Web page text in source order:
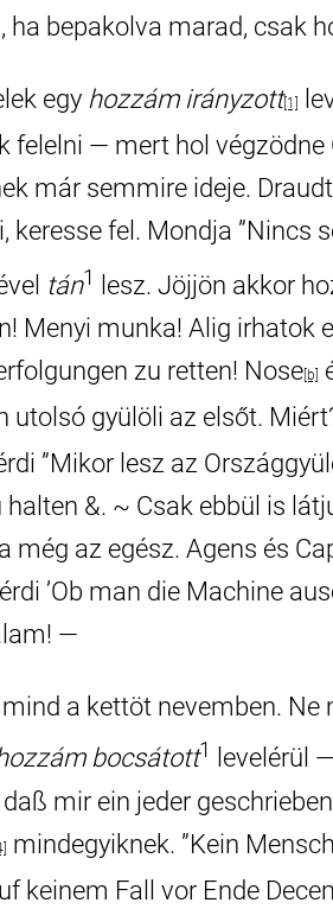
ha bepakolva marad, csak
egy hozzám irányzott[1]
felelni — mert hol végzödne
már semmire ideje.
keresse fel. Mondja ”Nincs
tán1
lesz. Jöjjön akkor
Menyi munka! Alig irhatok
zu retten! Nose[b]
utolsó gyülöli az elsőt.
”Mikor lesz az
halten &. ~ Csak ebbül is
még az egész. Agens és
’Ob man die Machine
—
a kettöt nevemben. Ne
bocsátott1
levelérül
mir ein jeder
mindegyiknek. ”Kein
keinem Fall vor Ende